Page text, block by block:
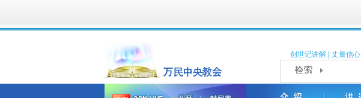
创世记讲解 丈量信心